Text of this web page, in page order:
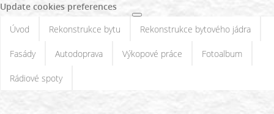
Update cookies preferences
Úvod
Rekonstrukce bytu Rekonstrukce bytového jádra
Fasády Autodoprava Výkopové práce Fotoalbum
Rádiové spoty